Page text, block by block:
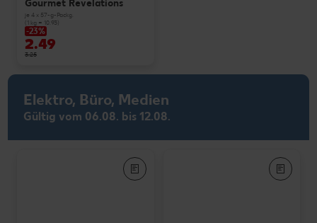
Gourmet Revelations
je 4 x 57-g-Packg.
(1 kg = 10.93)
-23%
2.49
3.25
Elektro, Büro, Medien
Gültig vom 06.08. bis 12.08.